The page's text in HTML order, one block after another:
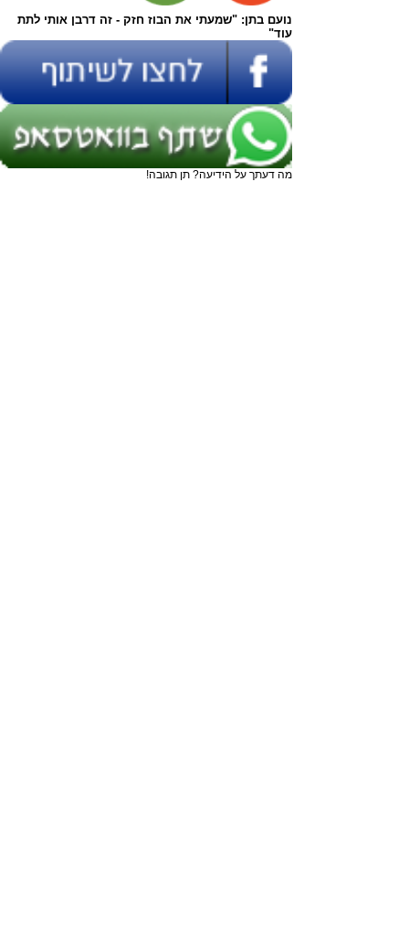
נועם בתן: "שמעתי את הבוז חזק - זה דרבן אותי לתת
עוד"
מה דעתך על הידיעה? תן תגובה!